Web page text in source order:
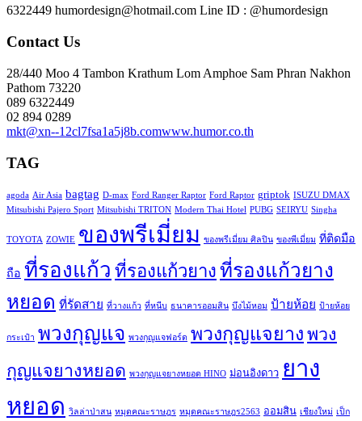
6322449 humordesign@hotmail.com Line ID : @humordesign
Contact Us
28/440 Moo 4 Tambon Krathum Lom Amphoe Sam Phran Nakhon
Pathom 73220
089 6322449
02 894 0289
mkt@xn--12cl7fsa1a5j8b.comwww.humor.co.th
TAG
agoda Air Asia bagtag D-max Ford Ranger Raptor Ford Raptor griptok ISUZU DMAX
Mitsubishi Pajero Sport Mitsubishi TRITON Modern Thai Hotel PUBG SEIRYU Singha
TOYOTA ZOWIE ของพรีเมี่ยม ของพรีเมี่ยม ศิลปิน ของพีเมี่ยม ที่ติดมือ
ถือ ที่รองแก้ว ที่รองแก้วยาง ที่รองแก้วยาง
หยอด ที่รัดสาย ที่วางแก้ว ที่หนีบ ธนาคารออมสิน บึงไม้หอม ป้ายห้อย ป้ายห้อย
กระเป๋า พวงกุญแจ พวงกุญแจฟอร์ด พวงกุญแจยาง พวง
กุญแจยางหยอด พวงกุญแจยางหยอด HINO ม่อนอิงดาว ยาง
หยอด วิลล่าป่าสน หมุดคณะราษฎร หมุดคณะราษฎร2563 ออมสิน เชียงใหม่ เป็ก